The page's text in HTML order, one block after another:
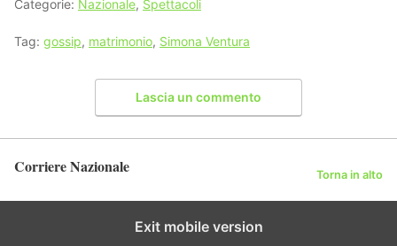
Categorie: Nazionale, Spettacoli
Tag: gossip, matrimonio, Simona Ventura
Lascia un commento
Corriere Nazionale Torna in alto
Exit mobile version